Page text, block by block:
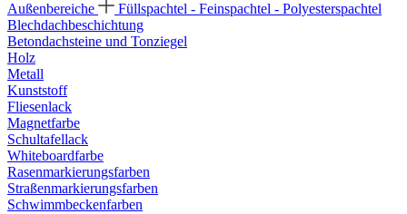
Außenbereiche
Füllspachtel - Feinspachtel - Polyesterspachtel
Blechdachbeschichtung
Betondachsteine und Tonziegel
Holz
Metall
Kunststoff
Fliesenlack
Magnetfarbe
Schultafellack
Whiteboardfarbe
Rasenmarkierungsfarben
Straßenmarkierungsfarben
Schwimmbeckenfarben